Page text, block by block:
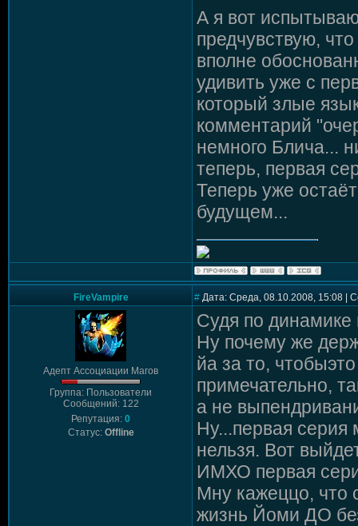
А я вот
предчувствую,
вполне
удивить уже с
который злые
комментарий
немного Блича...
теперь, первая
Теперь уже
будущем...
FireVampire # Дата: Среда, 08.10.2008, 15:08 |
Адепт Ассоциации Магов
Группа: Пользователи
Сообщений: 122
Репутация: 0
Статус: Offline
Судя по динамике
Ну почему же
йа за то,
примечательно,
а не
Ну...первая серия
нельзя. Вот
ИМХО первая
Мну кажеццо, что
жизнь Йоми ДО